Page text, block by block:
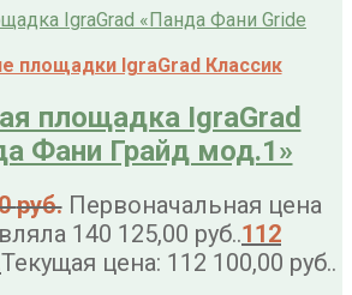
площадки IgraGrad Классик
площадка IgraGrad
Фани Грайд мод.1»
руб. Первоначальная цена
140 125,00 руб..112
Текущая цена: 112 100,00 руб..